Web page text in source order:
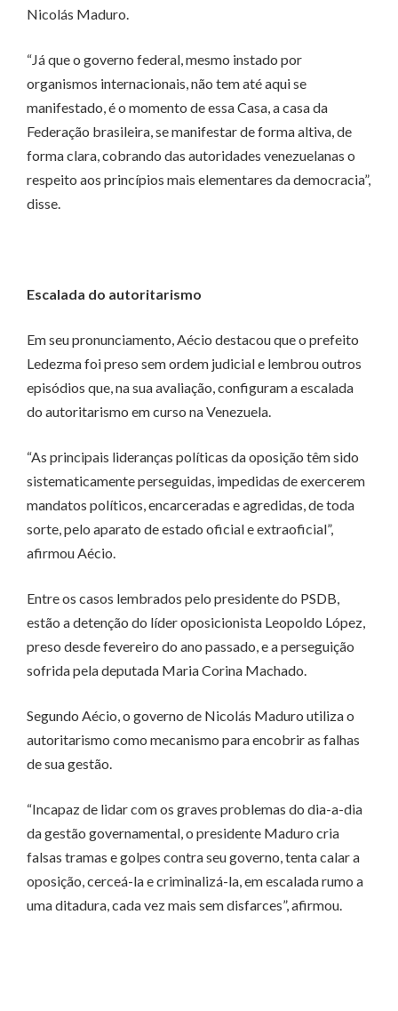
Nicolás Maduro.
“Já que o governo federal, mesmo instado por
organismos internacionais, não tem até aqui se
manifestado, é o momento de essa Casa, a casa da
Federação brasileira, se manifestar de forma altiva, de
forma clara, cobrando das autoridades venezuelanas o
respeito aos princípios mais elementares da democracia”,
disse.
Escalada do autoritarismo
Em seu pronunciamento, Aécio destacou que o prefeito
Ledezma foi preso sem ordem judicial e lembrou outros
episódios que, na sua avaliação, configuram a escalada
do autoritarismo em curso na Venezuela.
“As principais lideranças políticas da oposição têm sido
sistematicamente perseguidas, impedidas de exercerem
mandatos políticos, encarceradas e agredidas, de toda
sorte, pelo aparato de estado oficial e extraoficial”,
afirmou Aécio.
Entre os casos lembrados pelo presidente do PSDB,
estão a detenção do líder oposicionista Leopoldo López,
preso desde fevereiro do ano passado, e a perseguição
sofrida pela deputada Maria Corina Machado.
Segundo Aécio, o governo de Nicolás Maduro utiliza o
autoritarismo como mecanismo para encobrir as falhas
de sua gestão.
“Incapaz de lidar com os graves problemas do dia-a-dia
da gestão governamental, o presidente Maduro cria
falsas tramas e golpes contra seu governo, tenta calar a
oposição, cerceá-la e criminalizá-la, em escalada rumo a
uma ditadura, cada vez mais sem disfarces”, afirmou.